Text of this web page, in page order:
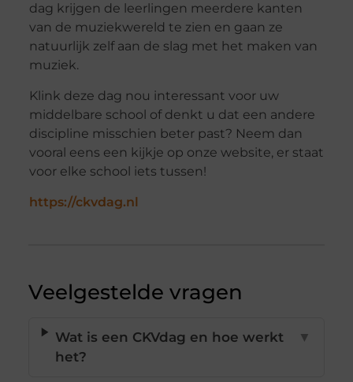
dag krijgen de leerlingen meerdere kanten
van de muziekwereld te zien en gaan ze
natuurlijk zelf aan de slag met het maken van
muziek.
Klink deze dag nou interessant voor uw
middelbare school of denkt u dat een andere
discipline misschien beter past? Neem dan
vooral eens een kijkje op onze website, er staat
voor elke school iets tussen!
https://ckvdag.nl
Veelgestelde vragen
Wat is een CKVdag en hoe werkt
het?
▼